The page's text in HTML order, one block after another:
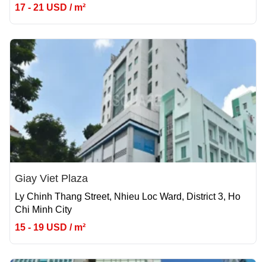
17 - 21 USD / m²
Giay Viet Plaza
Ly Chinh Thang Street, Nhieu Loc Ward, District 3, Ho
Chi Minh City
15 - 19 USD / m²